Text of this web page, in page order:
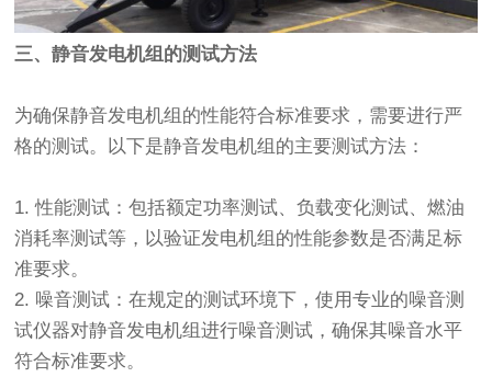
三、静音发电机组的测试方法
为确保静音发电机组的性能符合标准要求，需要进行严
格的测试。以下是静音发电机组的主要测试方法：
1. 性能测试：包括额定功率测试、负载变化测试、燃油
消耗率测试等，以验证发电机组的性能参数是否满足标
准要求。
2. 噪音测试：在规定的测试环境下，使用专业的噪音测
试仪器对静音发电机组进行噪音测试，确保其噪音水平
符合标准要求。